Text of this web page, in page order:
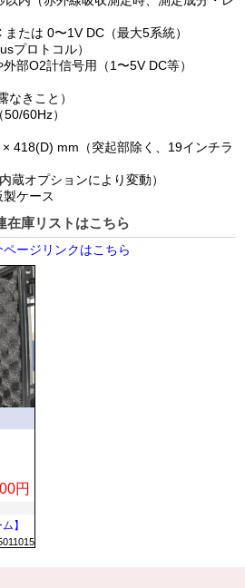
たは 0〜1V DC（最大5系統）
プロトコル）
部O2計信号用（1〜5V DC等）
なきこと）
60Hz）
418(D) mm（突起部除く、19インチラ
蔵オプションにより変動）
ケース
在庫リストはこちら
ージリンクはこちら
円
】